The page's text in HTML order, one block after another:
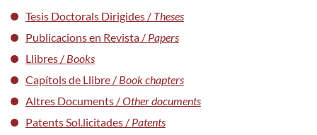
Tesis Doctorals Dirigides / Theses
Publicacions en Revista / Papers
Llibres / Books
Capítols de Llibre / Book chapters
Altres Documents /Other documents
Patents Sol.licitades / Patents